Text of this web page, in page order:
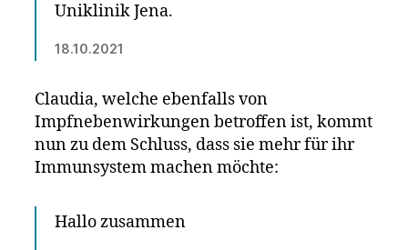
Uniklinik Jena.
18.10.2021
Claudia, welche ebenfalls von
Impfnebenwirkungen betroffen ist, kommt
nun zu dem Schluss, dass sie mehr für ihr
Immunsystem machen möchte:
Hallo zusammen